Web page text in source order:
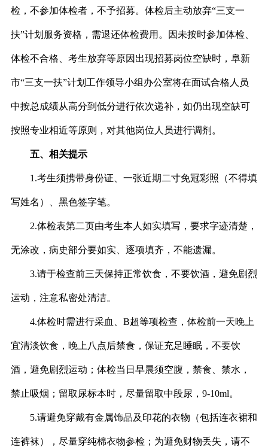
检，不参加体检者，不予招募。体检后主动放弃“三支一
扶”计划服务资格，需退还体检费用。因未按时参加体检、
体检不合格、考生放弃等原因出现招募岗位空缺时，阜新
市“三支一扶”计划工作领导小组办公室将在面试合格人员
中按总成绩从高分到低分进行依次递补，如仍出现空缺可
按照专业相近等原则，对其他岗位人员进行调剂。
五、相关提示
1.考生须携带身份证、一张近期二寸免冠彩照（不得填
写姓名）、黑色签字笔。
2.体检表第二页由考生本人如实填写，要求字迹清楚，
无涂改，病史部分要如实、逐项填齐，不能遗漏。
3.请于检查前三天保持正常饮食，不要饮酒，避免剧烈
运动，注意私密处清洁。
4.体检时需进行采血、 B超等项检查，体检前一天晚上
宜清淡饮食，晚上八点后禁食，保证充足睡眠，不要饮
酒，避免剧烈运动；体检当日早晨须空腹，禁食、禁水，
禁止吸烟；留取尿标本时，尽量留取中段尿， 9-10ml。
5.请避免穿戴有金属饰品及印花的衣物（包括连衣裙和
连裤袜），尽量穿纯棉衣物参检；为避免财物丢失，请不